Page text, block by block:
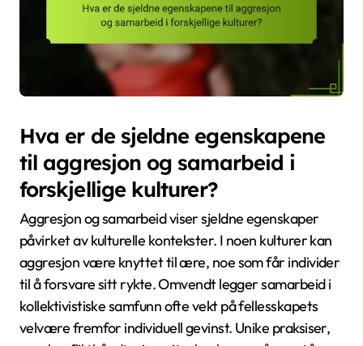
Hva er de sjeldne egenskapene
til aggresjon og samarbeid i
forskjellige kulturer?
Aggresjon og samarbeid viser sjeldne egenskaper
påvirket av kulturelle kontekster. I noen kulturer kan
aggresjon være knyttet til ære, noe som får individer
til å forsvare sitt rykte. Omvendt legger samarbeid i
kollektivistiske samfunn ofte vekt på fellesskapets
velvære fremfor individuell gevinst. Unike praksiser,